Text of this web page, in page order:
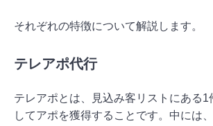
それぞれの特徴について解説します。
テレアポ代行
テレアポとは、見込み客リストにある1
してアポを獲得することです。中には